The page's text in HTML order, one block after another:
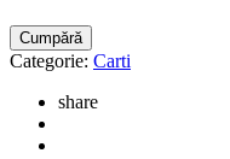
Cumpără
Categorie: Carti
share